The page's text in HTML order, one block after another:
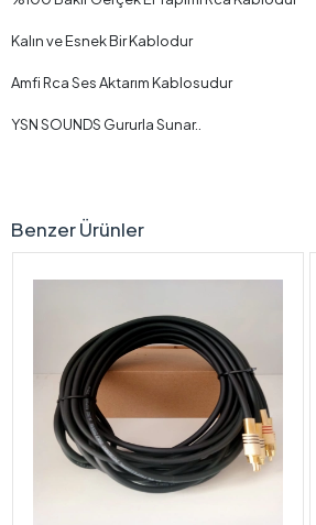
Kalın ve Esnek Bir Kablodur
Amfi Rca Ses Aktarım Kablosudur
YSN SOUNDS Gururla Sunar..
Benzer Ürünler